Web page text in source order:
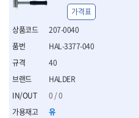
- 절연아답타
- 절연펀치
- 기타
- 방폭연결대
- 방폭옵셋렌치
- 방폭펜치
- 방폭플라이어
- 방폭가위
207-0040
HALDER
0 / 0
유
HAL-3377-040
40
가격표